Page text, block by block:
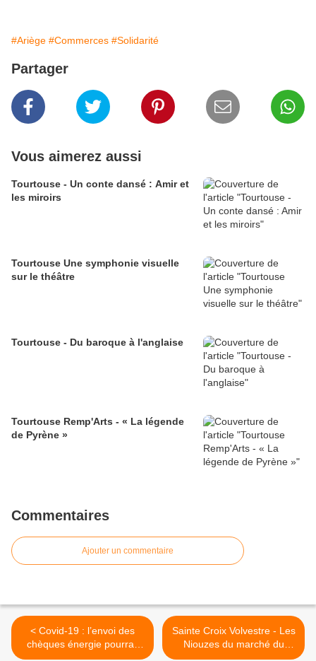
#Ariège #Commerces #Solidarité
Partager
Vous aimerez aussi
Tourtouse - Un conte dansé : Amir et
les miroirs
Tourtouse Une symphonie visuelle
sur le théâtre
Tourtouse - Du baroque à l'anglaise
Tourtouse Remp'Arts - « La légende
de Pyrène »
Commentaires
Ajouter un commentaire
< Covid-19 : l’envoi des
chèques énergie pourrait
être un peu retardé
Sainte Croix Volvestre - Les
Niouzes du marché du
mercredi ! >